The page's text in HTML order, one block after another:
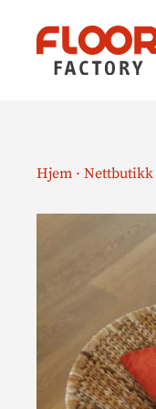
Hjem · Nettbutikk